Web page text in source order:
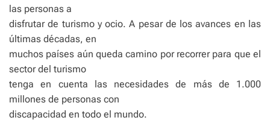
las personas a
disfrutar de turismo y ocio. A pesar de los avances en las
últimas décadas, en
muchos países aún queda camino por recorrer para que el
sector del turismo
tenga en cuenta las necesidades de más de 1.000
millones de personas con
discapacidad en todo el mundo.